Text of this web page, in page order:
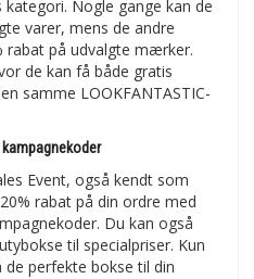
Nogle gange kan de
varer, mens de andre
rabat på udvalgte mærker.
de kan få både gratis
samme LOOKFANTASTIC-
kampagnekoder
Event, også kendt som
rabat på din ordre med
Du kan også
til specialpriser. Kun
perfekte bokse til din